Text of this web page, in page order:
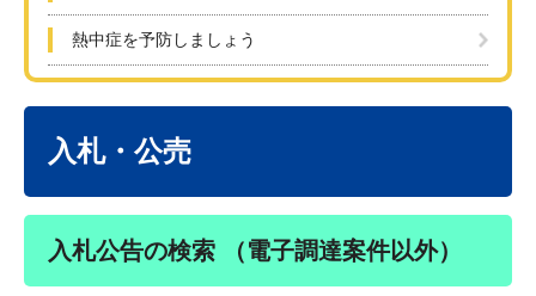
熱中症を予防しましょう
入札・公売
入札公告の検索 （電子調達案件以外）